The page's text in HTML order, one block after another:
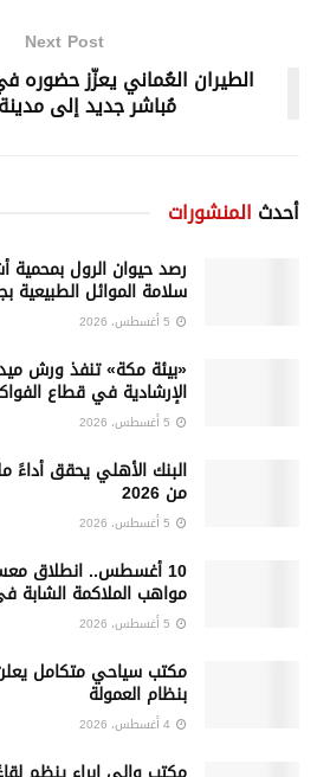
Next Post
الطيران العُماني يعزّز حضوره
مُباشر جديد إلى
أحدث المنشورات
رصد حيوان الرول بمحمية
سلامة الموائل الطبيعية
«بيئة مكة» تنفذ ورش
الإرشادية في قطاع
البنك الأهلي يحقق أداءً
من 2026
10 أغسطس.. انطلاق
مواهب الملاكمة الشابة
‏مكتب سياحي متكامل
بنظام العمولة